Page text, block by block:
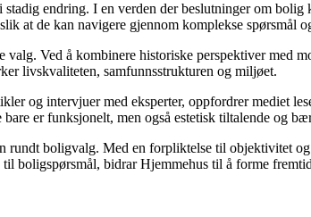
endring. I en verden der beslutninger om bolig
at de kan navigere gjennom komplekse spørsmål
Ved å kombinere historiske perspektiver med
livskvaliteten, samfunnsstrukturen og miljøet.
og intervjuer med eksperter, oppfordrer mediet
er funksjonelt, men også estetisk tiltalende og
rundt boligvalg. Med en forpliktelse til objektivitet
boligspørsmål, bidrar Hjemmehus til å forme